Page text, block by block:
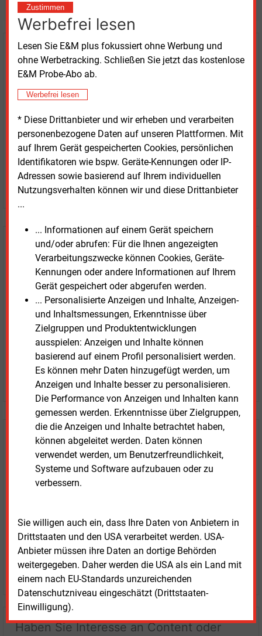
Zustimmen
Werbefrei lesen
Lesen Sie E&M plus fokussiert ohne Werbung und
ohne Werbetracking. Schließen Sie jetzt das kostenlose
E&M Probe-Abo ab.
Werbefrei lesen
* Diese Drittanbieter und wir erheben und verarbeiten
personenbezogene Daten auf unseren Plattformen. Mit
auf Ihrem Gerät gespeicherten Cookies, persönlichen
Identifikatoren wie bspw. Geräte-Kennungen oder IP-
Adressen sowie basierend auf Ihrem individuellen
Nutzungsverhalten können wir und diese Drittanbieter
...
... Informationen auf einem Gerät speichern
und/oder abrufen: Für die Ihnen angezeigten
Verarbeitungszwecke können Cookies, Geräte-
Kennungen oder andere Informationen auf Ihrem
Gerät gespeichert oder abgerufen werden.
... Personalisierte Anzeigen und Inhalte, Anzeigen-
und Inhaltsmessungen, Erkenntnisse über
Zielgruppen und Produktentwicklungen
ausspielen: Anzeigen und Inhalte können
basierend auf einem Profil personalisiert werden.
Es können mehr Daten hinzugefügt werden, um
Anzeigen und Inhalte besser zu personalisieren.
Die Performance von Anzeigen und Inhalten kann
gemessen werden. Erkenntnisse über Zielgruppen,
die die Anzeigen und Inhalte betrachtet haben,
können abgeleitet werden. Daten können
verwendet werden, um Benutzerfreundlichkeit,
Systeme und Software aufzubauen oder zu
verbessern.
Sie willigen auch ein, dass Ihre Daten von Anbietern in
Drittstaaten und den USA verarbeitet werden. USA-
Anbieter müssen ihre Daten an dortige Behörden
weitergegeben. Daher werden die USA als ein Land mit
einem nach EU-Standards unzureichenden
Datenschutzniveau eingeschätzt (Drittstaaten-
Einwilligung).
Kaufen Sie den Artikel
erhalten Sie sofort diesen redaktionellen Beitrag für
nur €2.98
JETZT ARTIKEL KAUFEN
Testen SieE&M
kostenlos und
unverbindlich
Zwei Wochen kostenfreier Zugang
Zugang auf stündlich aktualisierte Nachrichten mit
Prognose- und Marktdaten
+ einmal täglich E&M daily
+ zwei Ausgaben der Zeitung E&M
ohne automatische Verlängerung
Login für Kunden
LOGIN
Haben Sie Interesse an Content oder